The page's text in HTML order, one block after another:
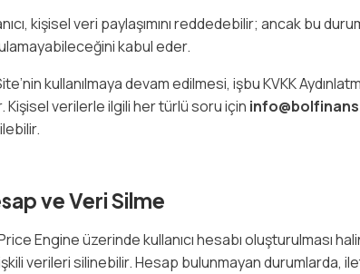
kişisel veri paylaşımını reddedebilir; ancak bu
kabul eder.
kullanılmaya devam edilmesi, işbu KVKK
Kişisel verilerle ilgili her türlü soru için
ve Veri Silme
Engine üzerinde kullanıcı hesabı oluşturulması
verileri silinebilir. Hesap bulunmayan durumlarda,